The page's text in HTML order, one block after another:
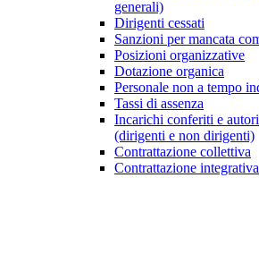
generali)
Dirigenti cessati
Sanzioni per mancata
Posizioni organizzative
Dotazione organica
Personale non a tempo
Tassi di assenza
Incarichi conferiti e
(dirigenti e non dirigenti)
Contrattazione collettiva
Contrattazione integrativa